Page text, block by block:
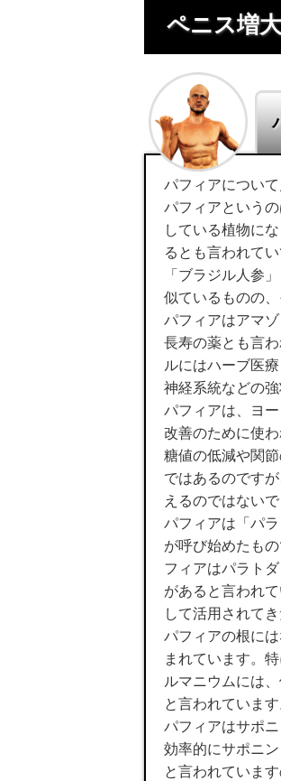
ペニス増
パフィアについ
パフィアという
している植物に
るとも言われて
「ブラジル人参
似ているものの
パフィアはアマ
長寿の薬とも言
ルにはハーブ医
神経系統などの
パフィアは、ヨ
改善のために使
糖値の低減や関
ではあるのです
えるのではないで
パフィアは「パ
が呼び始めたも
フィアはパラト
があると言われ
して活用されてき
パフィアの根に
まれています。
ルマニウムには
と言われていま
パフィアはサポ
効率的にサポニ
と言われていま